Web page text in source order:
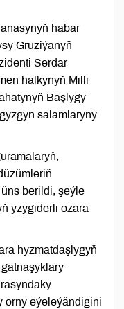
habar
Gruziýanyň
Serdar
halkynyň Milli
Başlygy
salamlaryny
berildi, şeýle
yzygiderli özara
hyzmatdaşlygyň
orny eýeleýändigini